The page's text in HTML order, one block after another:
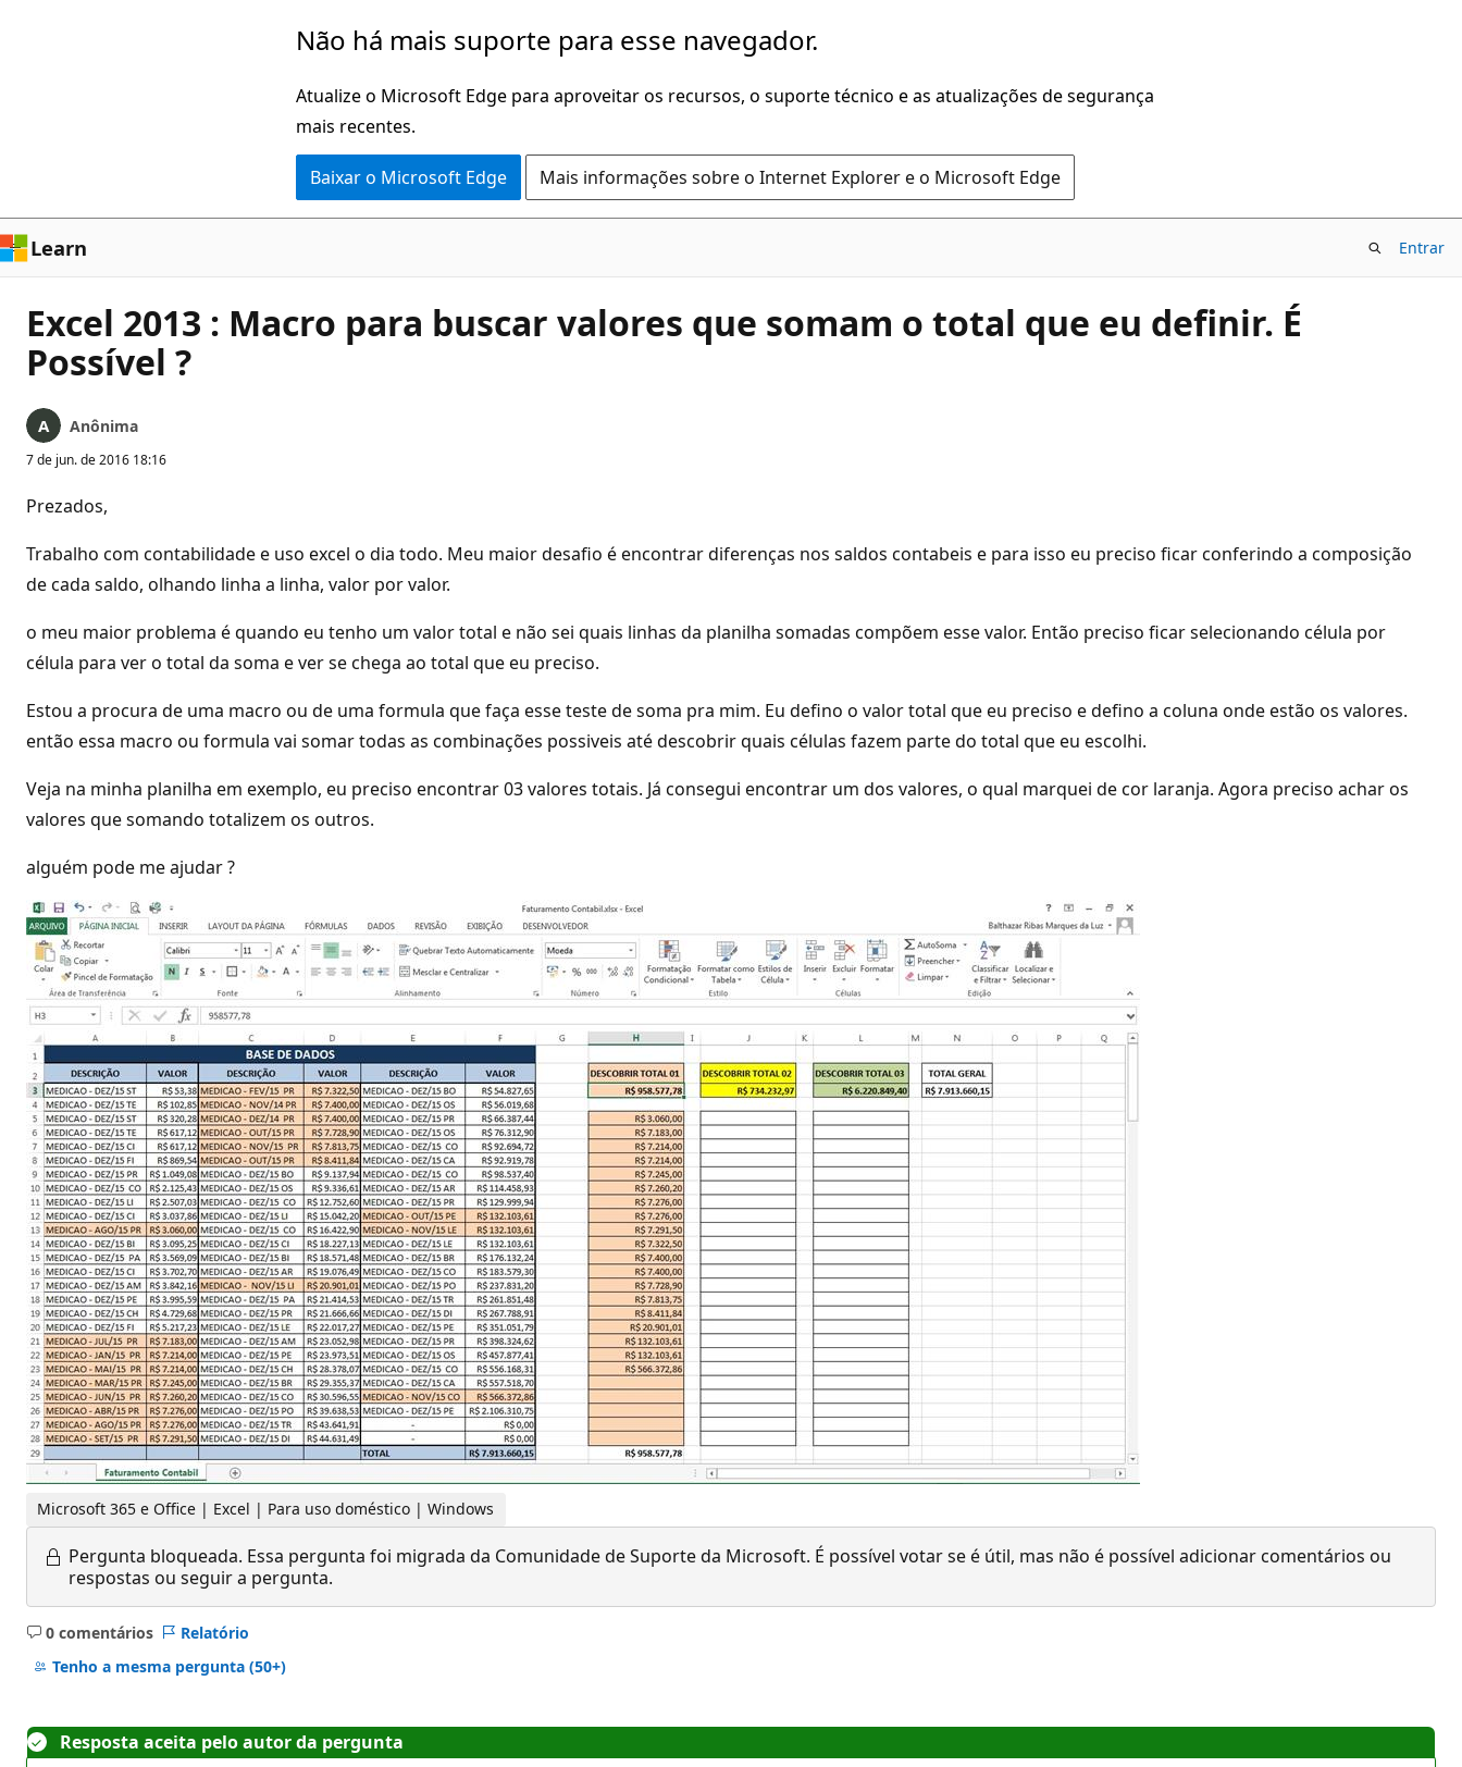
Não há mais suporte para esse navegador.
Atualize o Microsoft Edge para aproveitar os recursos, o suporte técnico e as atualizações de segurança
mais recentes.
Baixar o Microsoft Edge Mais informações sobre o Internet Explorer e o Microsoft Edge
Learn Entrar
Excel 2013 : Macro para buscar valores que somam o total que eu definir. É
Possível ?
Anônima
7 de jun. de 2016 18:16
Prezados,
Trabalho com contabilidade e uso excel o dia todo. Meu maior desafio é encontrar diferenças nos saldos contabeis e para isso eu preciso ficar conferindo a composição
de cada saldo, olhando linha a linha, valor por valor.
o meu maior problema é quando eu tenho um valor total e não sei quais linhas da planilha somadas compõem esse valor. Então preciso ficar selecionando célula por
célula para ver o total da soma e ver se chega ao total que eu preciso.
Estou a procura de uma macro ou de uma formula que faça esse teste de soma pra mim. Eu defino o valor total que eu preciso e defino a coluna onde estão os valores.
então essa macro ou formula vai somar todas as combinações possiveis até descobrir quais células fazem parte do total que eu escolhi.
Veja na minha planilha em exemplo, eu preciso encontrar 03 valores totais. Já consegui encontrar um dos valores, o qual marquei de cor laranja. Agora preciso achar os
valores que somando totalizem os outros.
alguém pode me ajudar ?
Microsoft 365 e Office | Excel | Para uso doméstico | Windows
Pergunta bloqueada. Essa pergunta foi migrada da Comunidade de Suporte da Microsoft. É possível votar se é útil, mas não é possível adicionar comentários ou
respostas ou seguir a pergunta.
0 comentários
Sem
comentários
Relatório
Tenho a mesma pergunta (50+)
Resposta aceita pelo autor da pergunta